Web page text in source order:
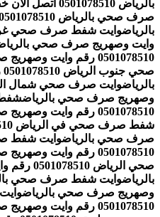
بالرياض 0501078510 اتصل الآن خصم 50% لا تتردد
بالرياض
وايت وصهريج صرف صحي
0501078510 رقم وايت وصهريج صرف صحي بالرياض
بالرياض
وصهريج صرف صحي بالرياض
0501078510 رقم وايت وصهريج صرف صحي بالرياض
صرف صحي بالرياض
0501078510 رقم وايت وصهريج صرف صحي بالرياض
صحي
بالرياض
وصهريج صرف صحي بالرياض
0501078510 رقم وايت وصهريج صرف صحي بالرياض